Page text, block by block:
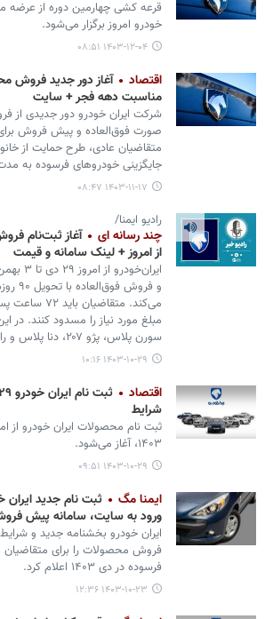
قرعه‌ کشی چهارمین دوره از عرضه
خودرو امروز برگزار می‌شود.
۱۴۰۳-۱۲-۰۴ ۰۸:۵۱
اقتصاد
آغاز دور جدید فروش
مناسبت دهه فجر + سایت
شرکت ایران‌ خودرو دور جدیدی از
صورت فوق‌العاده و پیش‌ فروش
متقاضیان عادی، طرح حمایت از
جایگزینی خودروهای فرسوده‌ به
۱۴۰۳-۱۱-۱۷ ۰۸:۴۷
رادیو ایمنا/
چند رسانه ای
آغاز ثبت‌نام
از امروز + لینک سامانه و قیمت
می‌کند.
مبلغ مورد نیاز را مسدود کنند.
سورن پلاس، پژو ۲۰۷، دنا پلاس و رانا پلاس عرضه می‌شود.
۱۴۰۳-۱۰-۲۹ ۱۰:۱۶
اقتصاد
شرایط
ثبت‌ نام محصولات ایران خودرو از
۱۴۰۳، آغاز می‌شود.
۱۴۰۳-۱۰-۲۹ ۰۹:۵۱
ایمنا مگ
ورود به سایت، سامانه پیش
ایران خودرو بخشنامه جدید و
فروش محصولات را برای متقاضیان
فرسوده در دی ۱۴۰۳ اعلام کرد.
۱۴۰۳-۱۰-۲۳ ۱۲:۳۶